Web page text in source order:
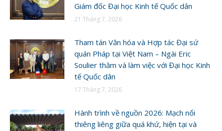
Giám đốc Đại học Kinh tế Quốc dân
21 Tháng 7, 2026
Tham tán Văn hóa và Hợp tác Đại sứ
quán Pháp tại Việt Nam – Ngài Eric
Soulier thăm và làm việc với Đại học Kinh
tế Quốc dân
17 Tháng 7, 2026
Hành trình về nguồn 2026: Mạch nối
thiêng liêng giữa quá khứ, hiện tại và